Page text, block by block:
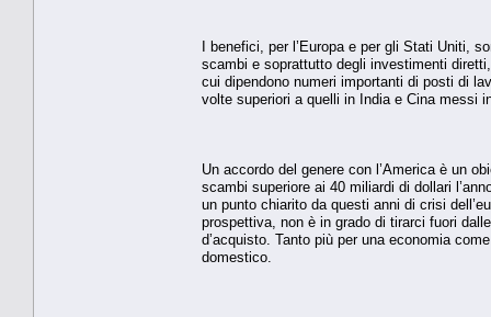
I benefici, per l’Europa e per gli Stati Uniti,
scambi e soprattutto degli investimenti
cui dipendono numeri importanti di posti di
volte superiori a quelli in India e Cina messi
Un accordo del genere con l’America è un
scambi superiore ai 40 miliardi di dollari
un punto chiarito da questi anni di crisi
prospettiva, non è in grado di tirarci fuori
d’acquisto. Tanto più per una economia
domestico.